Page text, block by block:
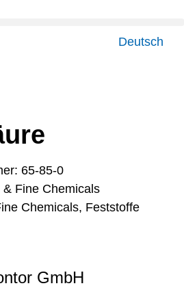
Deutsch
65-85-0
& Fine Chemicals
Chemicals, Feststoffe
GmbH